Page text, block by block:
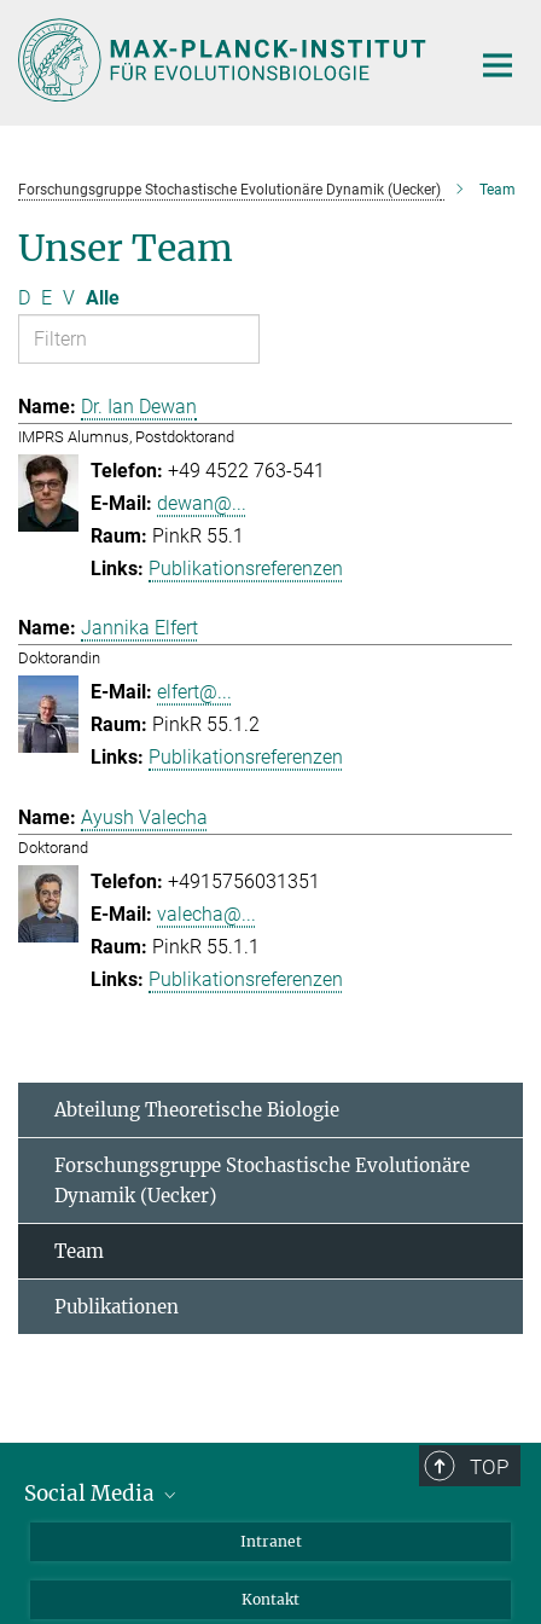
Hauptinhalt
Forschungsgruppe Stochastische Evolutionäre Dynamik (Uecker) Team
Unser Team
D E V Alle
Dr. Ian Dewan
IMPRS Alumnus, Postdoktorand
+49 4522 763-541
dewan@...
PinkR 55.1
Publikationsreferenzen
Jannika Elfert
Doktorandin
elfert@...
PinkR 55.1.2
Publikationsreferenzen
Ayush Valecha
Doktorand
+4915756031351
valecha@...
PinkR 55.1.1
Publikationsreferenzen
Abteilung Theoretische Biologie
Forschungsgruppe Stochastische Evolutionäre
Dynamik (Uecker)
Team
Publikationen
TOP
Social Media
Intranet
Kontakt